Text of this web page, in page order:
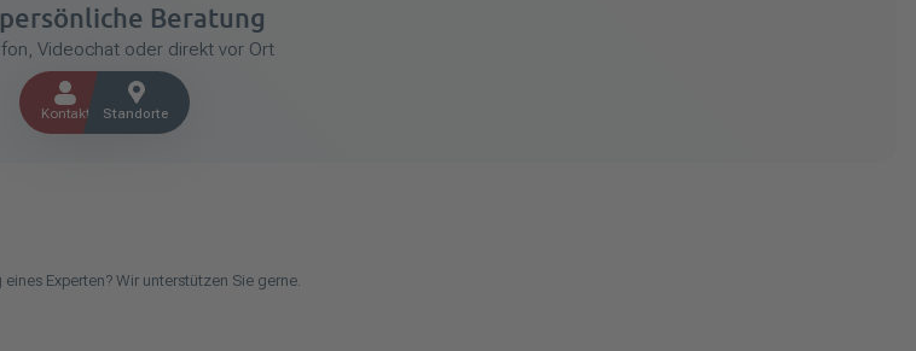
Beratung
Videochat oder direkt vor Ort
Kontakt Standorte
Experten? Wir unterstützen Sie gerne.